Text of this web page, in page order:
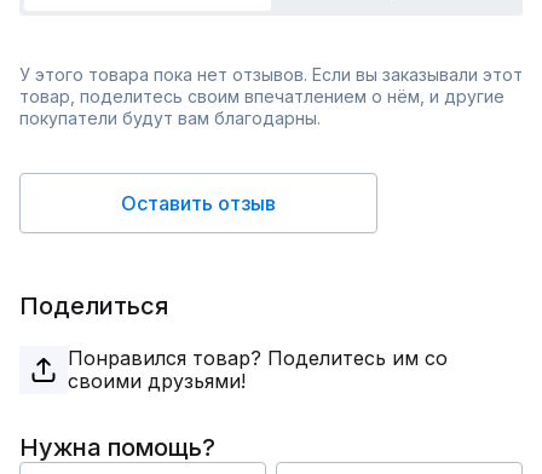
У этого товара пока нет отзывов. Если вы заказывали этот
товар, поделитесь своим впечатлением о нём, и другие
покупатели будут вам благодарны.
Оставить отзыв
Поделиться
Понравился товар? Поделитесь им со
своими друзьями!
Нужна помощь?